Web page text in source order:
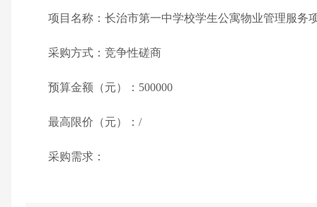
项目名称： 长治市第一中学校学生公寓物业管理服务
采购方式：竞争性磋商
预算金额（元）： 500000
最高限价（元）： /
采购需求：